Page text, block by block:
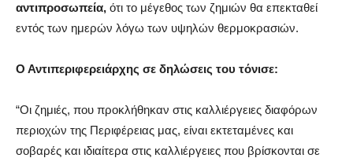
αντιπροσωπεία, ότι το μέγεθος των ζημιών θα επεκταθεί
εντός των ημερών λόγω των υψηλών θερμοκρασιών.
Ο Αντιπεριφερειάρχης σε δηλώσεις του τόνισε:
“Οι ζημιές, που προκλήθηκαν στις καλλιέργειες διαφόρων
περιοχών της Περιφέρειας μας, είναι εκτεταμένες και
σοβαρές και ιδιαίτερα στις καλλιέργειες που βρίσκονται σε